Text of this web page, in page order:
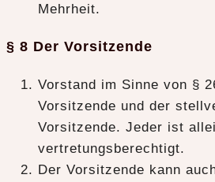
Mehrheit.
§ 8 Der Vorsitzende
Vorstand im Sinne von §
Vorsitzende und der
Vorsitzende. Jeder ist
vertretungsberechtigt.
Der Vorsitzende kann